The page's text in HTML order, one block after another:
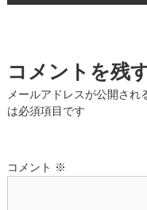
ゲ
ー
シ
コメントを残
メールアドレスが公開され
は必須項目です
コメント ※